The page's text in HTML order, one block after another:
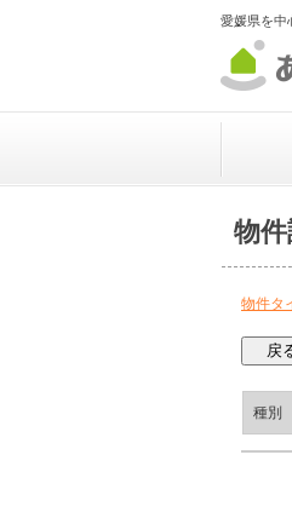
愛媛県を中
物件
物件タ
種別